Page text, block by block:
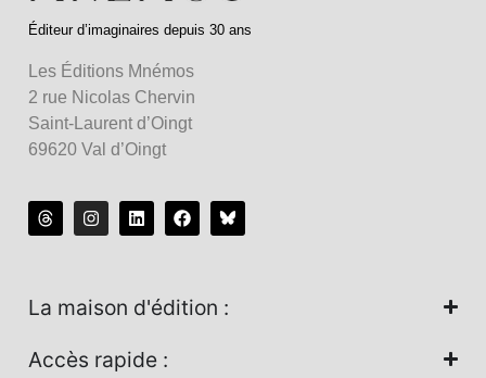
Éditeur d’imaginaires depuis 30 ans
Les Éditions Mnémos
2 rue Nicolas Chervin
Saint-Laurent d’Oingt
69620 Val d’Oingt
La maison d'édition :
Accès rapide :